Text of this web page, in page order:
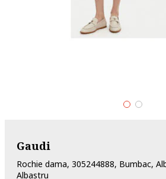
Gaudi
Rochie dama, 305244888, Bumbac,
Albastru